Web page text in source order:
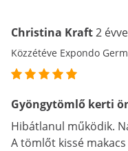
Christina Kraft2
Közzétéve Expondo
Gyöngytömlő kerti
Hibátlanul működik.
A tömlőt kissé